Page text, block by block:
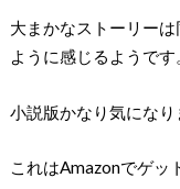
大まかなストーリー
ように感じるようです
小説版かなり気になり
これはAmazonでゲッ